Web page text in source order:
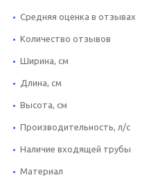
Средняя оценка в отзывах
Количество отзывов
Ширина, см
Длина, см
Высота, см
Производительность, л/c
Наличие входящей трубы
Материал